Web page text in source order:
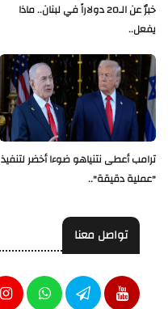
خبرٌ عن الـ20 دولاراً في لبنان.. ماذا
يفعل..
ترامب أعطى نتنياهو ضوءا أخضر لتنفيذ
"عملية دقيقة"..
تواصل معنا